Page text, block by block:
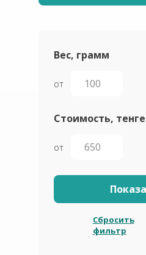
Вес, грамм
от
Стоимость, тенге
от
Сбросить
фильтр